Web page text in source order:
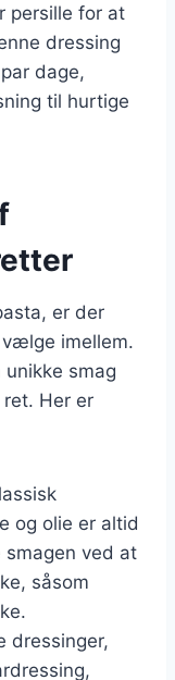
persille for at
dressing
dage,
til hurtige
er der
imellem.
smag
Her er
og olie er altid
smagen ved at
såsom
dressinger,